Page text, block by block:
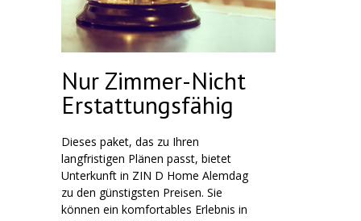
Nur Zimmer-Nicht
Erstattungsfähig
Dieses paket, das zu Ihren
langfristigen Plänen passt, bietet
Unterkunft in ZIN D Home Alemdag
zu den günstigsten Preisen. Sie
können ein komfortables Erlebnis in